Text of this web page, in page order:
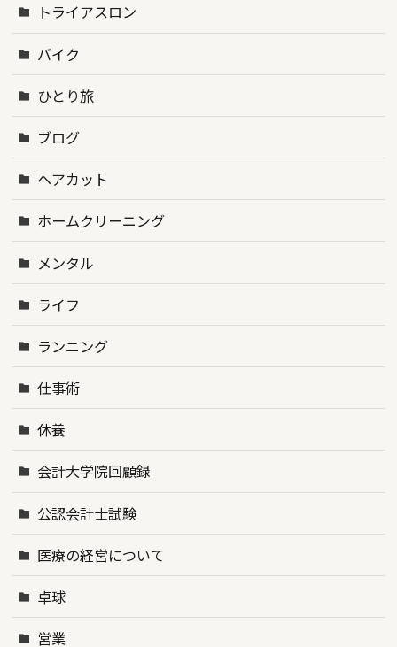
トライアスロン
バイク
ひとり旅
ブログ
ヘアカット
ホームクリーニング
メンタル
ライフ
ランニング
仕事術
休養
会計大学院回顧録
公認会計士試験
医療の経営について
卓球
営業